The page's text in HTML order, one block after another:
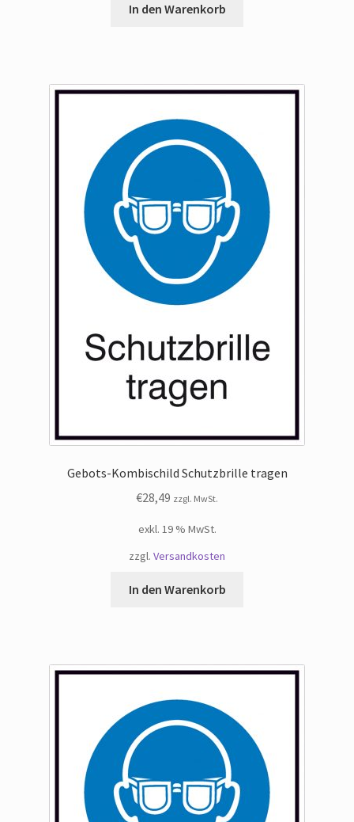
In den Warenkorb
Gebots-Kombischild Schutzbrille tragen
€28,49 zzgl. MwSt.
exkl. 19 % MwSt.
zzgl. Versandkosten
In den Warenkorb